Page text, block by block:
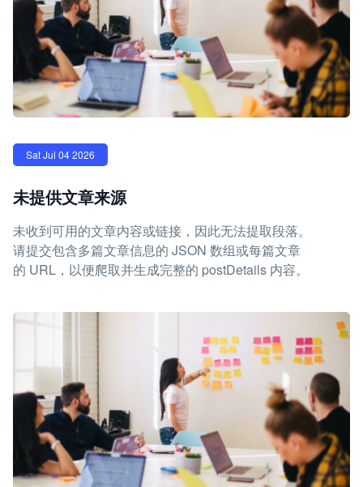
Sat Jul 04 2026
未提供文章来源
未收到可用的文章内容或链接，因此无法提取段落。
请提交包含多篇文章信息的 JSON 数组或每篇文章
的 URL，以便爬取并生成完整的 postDetails 内容。